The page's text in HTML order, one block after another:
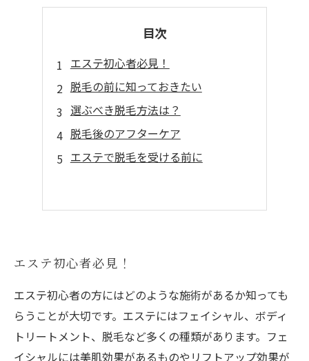
目次
エステ初心者必見！
脱毛の前に知っておきたい
選ぶべき脱毛方法は？
脱毛後のアフターケア
エステで脱毛を受ける前に
エステ初心者必見！
エステ初心者の方にはどのような施術があるか知っても
らうことが大切です。エステにはフェイシャル、ボディ
トリートメント、脱毛など多くの種類があります。フェ
イシャルには美肌効果があるものやリフトアップ効果が